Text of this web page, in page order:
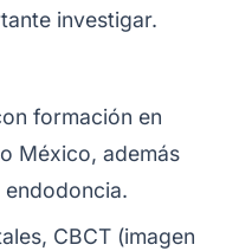
investigar.
formación en
México, además
CBCT (imagen